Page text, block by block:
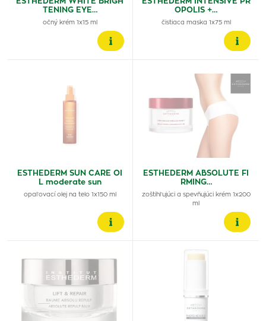
TENING EYE…
očný krém 1x15 ml
OPOLIS +…
čistiaca maska 1x75 ml
ESTHEDERM SUN CARE OI
L moderate sun
opaľovací olej na telo 1x150 ml
ESTHEDERM ABSOLUTE FI
RMING…
zoštihľujúci a spevňujúci krém 1x200
ml